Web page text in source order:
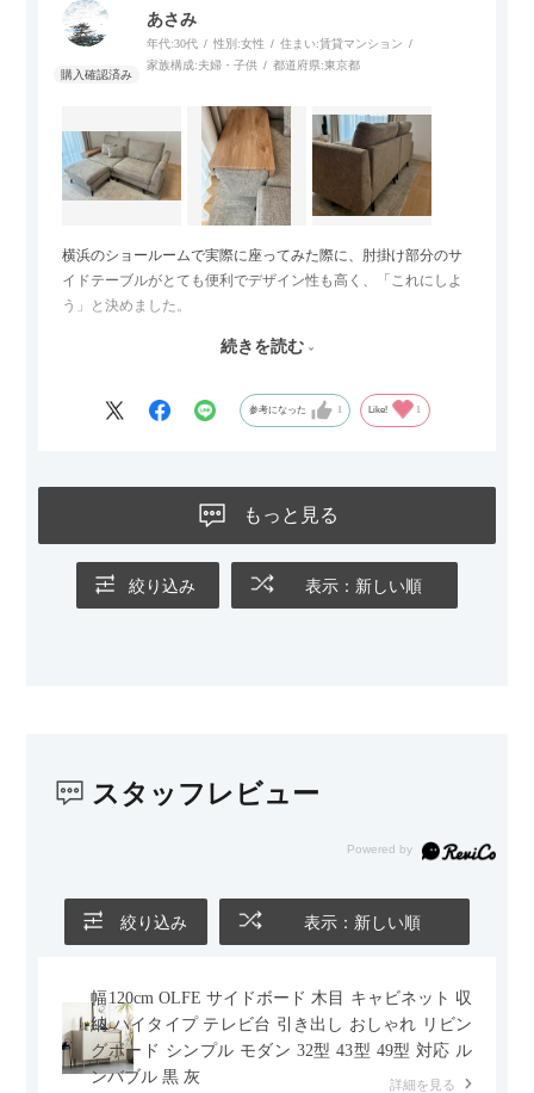
あさみ
年代:30代 性別:女性 住まい:賃貸マンション
家族構成:夫婦・子供 都道府県:東京都
横浜のショールームで実際に座ってみた際に、肘掛け部分のサ
イドテーブルがとても便利でデザイン性も高く、「これにしよ
う」と決めました。
サイズは2.5人掛けですが、幅184cmとコンパクトなので圧迫感
グとのバランスもぴったりで、リビング全体がすっきり見えま
ないのもお気に入りのポイントです。さらに、わが家はソファ
の後ろ側を通ることも多い間取りなので、背面まできれいに仕
ても美しく、空間の印象を損ないません。
また、カウチのように足を伸ばしてくつろげるスタイルが理想
かせるため、普段はカウチとして使い、来客時には離してスツ
す。
続きを読む
参考になった Like!
もっと見る
絞り込み 表示：新しい順
スタッフレビュー
絞り込み 表示：新しい順
幅120cm OLFE サイドボード 木目 キャビネット 収
納 ハイタイプ テレビ台 引き出し おしゃれ リビン
グボード シンプル モダン 32型 43型 49型 対応 ル
ンバブル 黒 灰
詳細を見る